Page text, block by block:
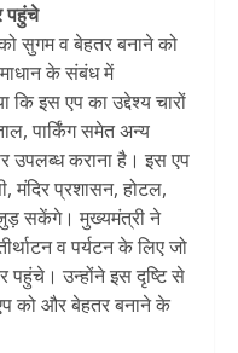
पहुंचे
को सुगम व बेहतर बनाने को
के संबंध में
कि इस एप का उद्देश्य चारों
पार्किंग समेत अन्य
उपलब्ध कराना है। इस एप
मंदिर प्रशासन, होटल,
सकेंगे। मुख्यमंत्री ने
व पर्यटन के लिए जो
पहुंचे। उन्होंने इस दृष्टि से
को और बेहतर बनाने के